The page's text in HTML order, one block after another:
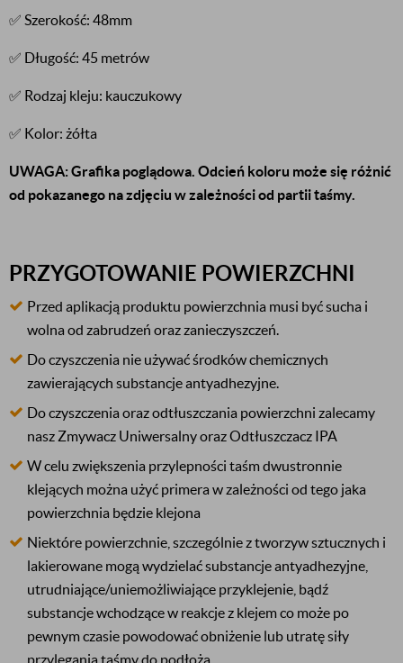
✅ Szerokość: 48mm
✅ Długość: 45 metrów
✅ Rodzaj kleju: kauczukowy
✅ Kolor: żółta
UWAGA: Grafika poglądowa. Odcień koloru może się różnić
od pokazanego na zdjęciu w zależności od partii taśmy.
PRZYGOTOWANIE POWIERZCHNI
Przed aplikacją produktu powierzchnia musi być sucha i
wolna od zabrudzeń oraz zanieczyszczeń.
Do czyszczenia nie używać środków chemicznych
zawierających substancje antyadhezyjne.
Do czyszczenia oraz odtłuszczania powierzchni zalecamy
nasz Zmywacz Uniwersalny oraz Odtłuszczacz IPA
W celu zwiększenia przylepności taśm dwustronnie
klejących można użyć primera w zależności od tego jaka
powierzchnia będzie klejona
Niektóre powierzchnie, szczególnie z tworzyw sztucznych i
lakierowane mogą wydzielać substancje antyadhezyjne,
utrudniające/uniemożliwiające przyklejenie, bądź
substancje wchodzące w reakcje z klejem co może po
pewnym czasie powodować obniżenie lub utratę siły
przylegania taśmy do podłoża.